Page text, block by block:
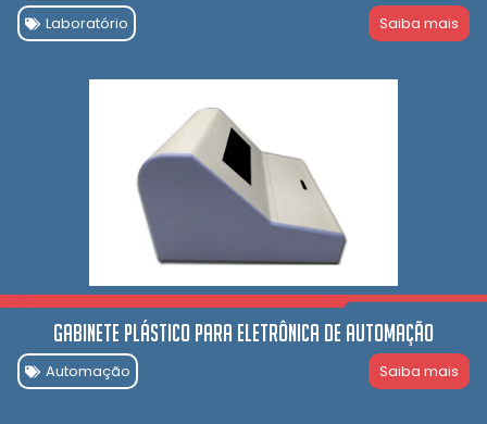
Laboratório Saiba mais
Gabinete Plástico para Eletrônica de automação
Automação Saiba mais